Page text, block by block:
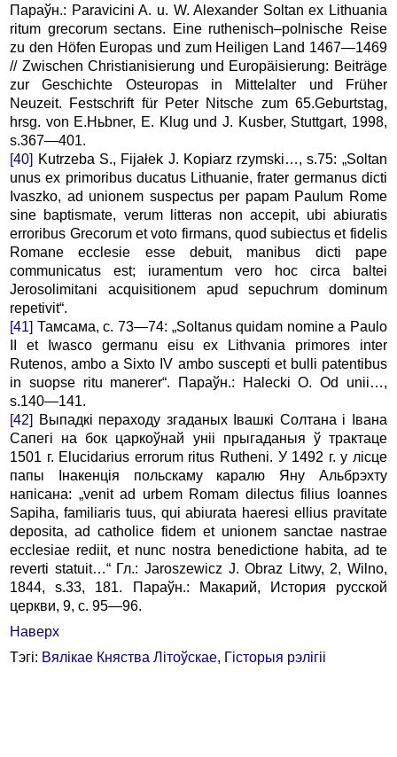
Параўн.: Paravicini A. u. W. Alexander Soltan ex Lithuania
ritum grecorum sectans. Eine ruthenisch–polnische Reise
zu den Höfen Europas und zum Heiligen Land 1467—1469
// Zwischen Christianisierung und Europäisierung: Beiträge
zur Geschichte Osteuropas in Mittelalter und Früher
Neuzeit. Festschrift für Peter Nitsche zum 65.Geburtstag,
hrsg. von E.Hьbner, E. Klug und J. Kusber, Stuttgart, 1998,
s.367—401.
[40] Kutrzeba S., Fijałek J. Kopiarz rzymski…, s.75: „Soltan
unus ex primoribus ducatus Lithuanie, frater germanus dicti
Ivaszko, ad unionem suspectus per papam Paulum Rome
sine baptismate, verum litteras non accepit, ubi abiuratis
erroribus Grecorum et voto firmans, quod subiectus et fidelis
Romane ecclesie esse debuit, manibus dicti pape
communicatus est; iuramentum vero hoc circa baltei
Jerosolimitani acquisitionem apud sepuchrum dominum
repetivit“.
[41] Тамсама, с. 73—74: „Soltanus quidam nomine a Paulo
II et Iwasco germanu eisu ex Lithvania primores inter
Rutenos, ambo a Sixto IV ambo suscepti et bulli patentibus
in suopse ritu manerer“. Параўн.: Halecki O. Od unii…,
s.140—141.
[42]
Выпадкі пераходу згаданых Івашкі Солтана і Івана
Сапегі на бок царкоўнай уніі прыгаданыя ў трактаце
1501 г. Elucidarius errorum ritus Rutheni. У 1492 г. у лісце
папы Інакенція польскаму каралю Яну Альбрэхту
напісана: „venit ad urbem Romam dilectus filius Ioannes
Sapiha, familiaris tuus, qui abiurata haeresi ellius pravitate
deposita, ad catholice fidem et unionem sanctae nastrae
ecclesiae rediit, et nunc nostra benedictione habita, ad te
reverti statuit…“ Гл.: Jaroszewicz J. Obraz Litwy, 2, Wilno,
1844, s.33, 181. Параўн.: Макарий, История русской
церкви, 9, с. 95—96.
Наверх
Тэгі: Вялікае Княства Літоўскае, Гісторыя рэлігіі